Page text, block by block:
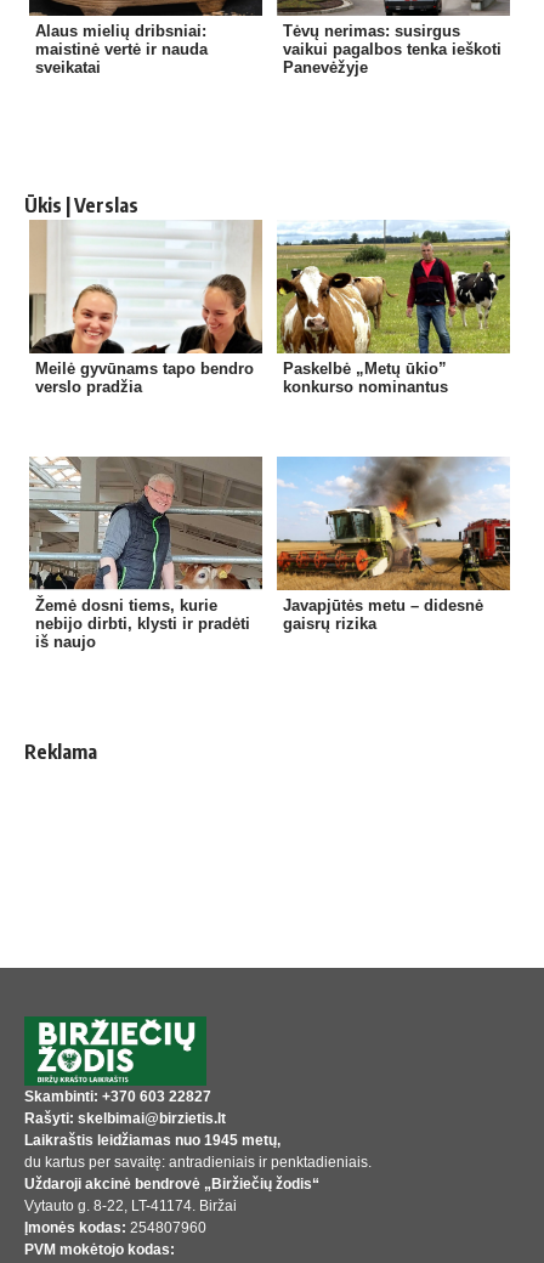
Alaus mielių dribsniai:
maistinė vertė ir nauda
sveikatai
Tėvų nerimas: susirgus
vaikui pagalbos tenka ieškoti
Panevėžyje
Ūkis | Verslas
Meilė gyvūnams tapo bendro
verslo pradžia
Paskelbė „Metų ūkio”
konkurso nominantus
Žemė dosni tiems, kurie
nebijo dirbti, klysti ir pradėti
iš naujo
Javapjūtės metu – didesnė
gaisrų rizika
Reklama
Skambinti: +370 603 22827
Rašyti: skelbimai@birzietis.lt
Laikraštis leidžiamas nuo 1945 metų,
du kartus per savaitę: antradieniais ir penktadieniais.
Uždaroji akcinė bendrovė „Biržiečių žodis“
Vytauto g. 8-22, LT-41174. Biržai
Įmonės kodas: 254807960
PVM mokėtojo kodas: